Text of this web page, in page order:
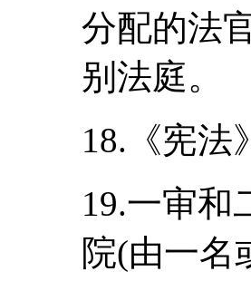
分配的法
别法庭。
18.《宪法
19.一审和
院(由一名